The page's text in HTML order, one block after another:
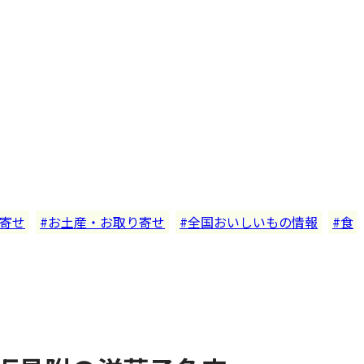
せ お土産・お取り寄せ 全国おいしいもの情報 食